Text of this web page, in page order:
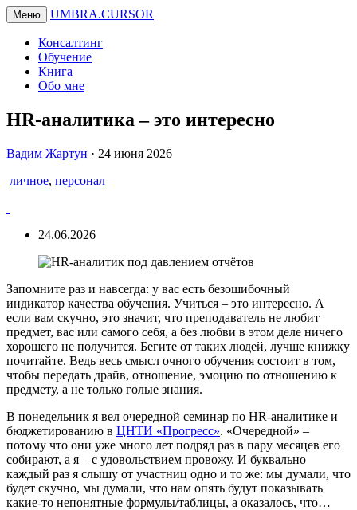
Меню UMBRA.CURSOR
Консалтинг
Обучение
Книга
Обо мне
HR-аналитика – это интересно
Вадим
Вадим Жартун · 24 июня 2026
личное, персонал
24.06.2026
Запомните раз и навсегда: у вас есть безошибочный
индикатор качества обучения. Учиться – это интересно. А
если вам скучно, это значит, что преподаватель не любит
предмет, вас или самого себя, а без любви в этом деле ничего
хорошего не получится. Бегите от таких людей, лучше книжку
почитайте. Ведь весь смысл очного обучения состоит в том,
чтобы передать драйв, отношение, эмоцию по отношению к
предмету, а не только голые знания.
В понедельник я вел очередной семинар по HR-аналитике и
бюджетированию в ЦНТИ «Прогресс». «Очередной» –
потому что они уже много лет подряд раз в пару месяцев его
собирают, а я – с удовольствием провожу. И буквально
каждый раз я слышу от участниц одно и то же: мы думали, что
будет скучно, мы думали, что нам опять будут показывать
какие-то непонятные формулы/таблицы, а оказалось, что…